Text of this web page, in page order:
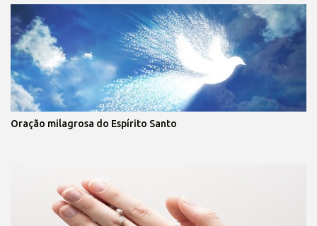
Oração milagrosa do Espírito Santo